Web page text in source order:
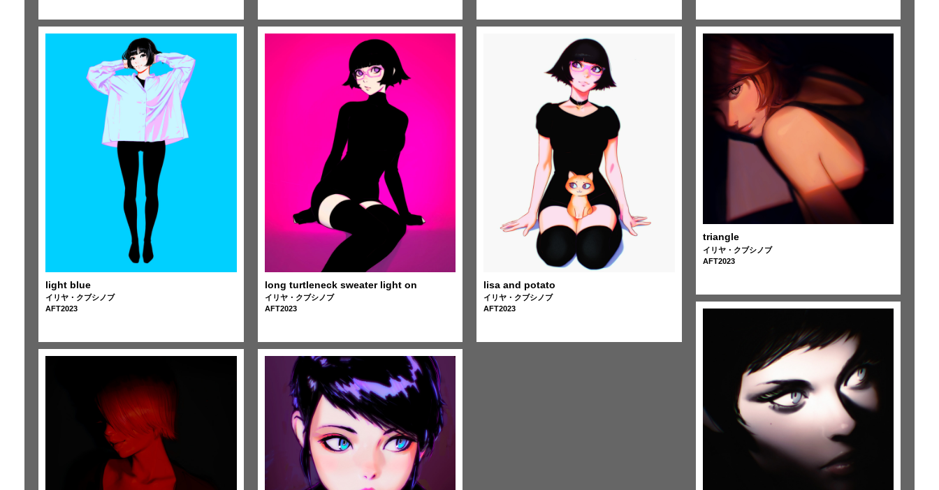
light blue
イリヤ・クブシノブ
AFT2023
long turtleneck sweater light on
イリヤ・クブシノブ
AFT2023
lisa and potato
イリヤ・クブシノブ
AFT2023
triangle
イリヤ・クブシノブ
AFT2023